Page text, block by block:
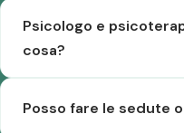
Psicologo e
cosa?
Posso fare le sedute